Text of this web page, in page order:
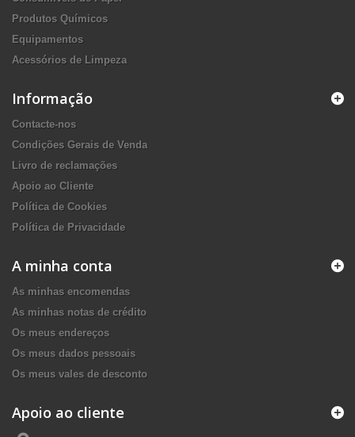
Produtos Químicos
Equipamentos
Acessórios de Limpeza
Informação
Contacte-nos
Condições Gerais de Venda
Livro de reclamações
Apoio ao Cliente
Política de Cookies
Política de Privacidade
A minha conta
As minhas encomendas
As minhas notas de crédito
Os meus endereços
Os meus dados pessoais
Os meus vales de desconto
Apoio ao cliente